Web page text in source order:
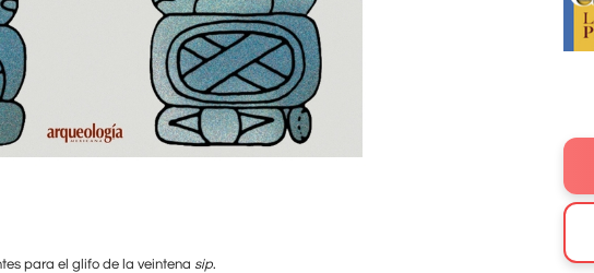
para el glifo de la veintena sip.